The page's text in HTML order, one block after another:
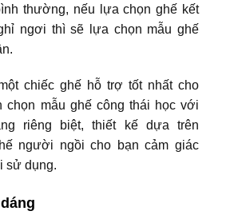
thường, nếu lựa chọn ghế kết
ngơi thì sẽ lựa chọn mẫu ghế
chiếc ghế hỗ trợ tốt nhất cho
chọn mẫu ghế công thái học với
riêng biệt, thiết kế dựa trên
người ngồi cho bạn cảm giác
sử dụng.